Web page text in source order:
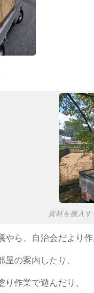
資材を搬入
ら、自治会だより作
の案内したり、
り作業で遊んだり、